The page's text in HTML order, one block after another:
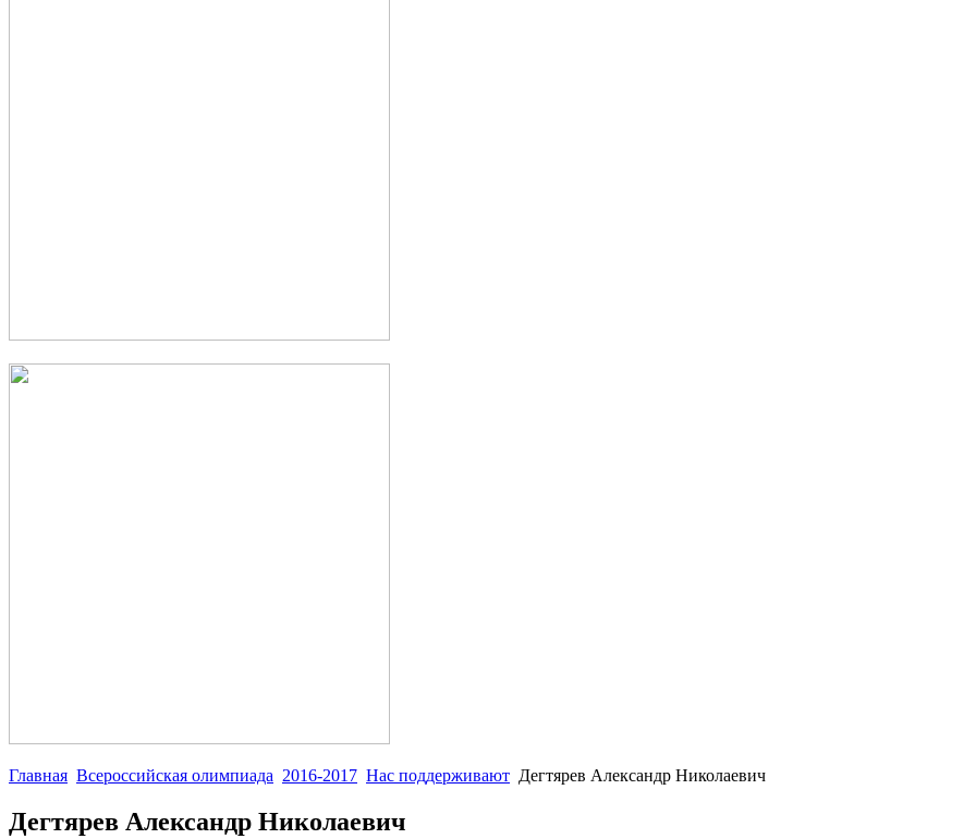
Главная Всероссийская олимпиада 2016-2017 Нас поддерживают Дегтярев Александр Николаевич
Дегтярев Александр Николаевич